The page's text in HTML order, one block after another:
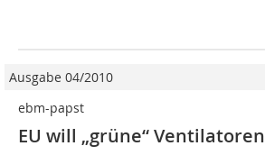
Ausgabe 04/2010
ebm-papst
EU will „grüne“ Ventilatoren